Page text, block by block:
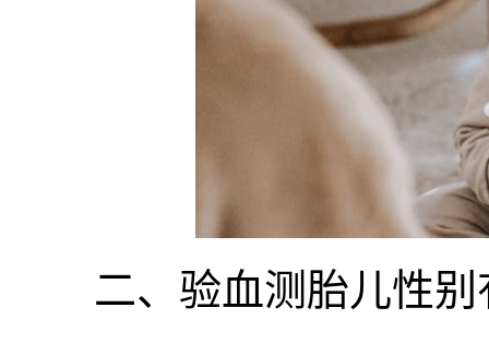
二、验血测胎儿性别